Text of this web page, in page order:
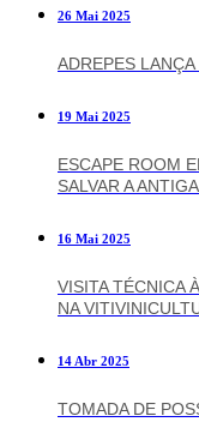
26 Mai 2025
ADREPES
19 Mai 2025
ESCAPE ROOM
SALVAR A
16 Mai 2025
VISITA TÉCNICA
NA
14 Abr 2025
TOMADA DE